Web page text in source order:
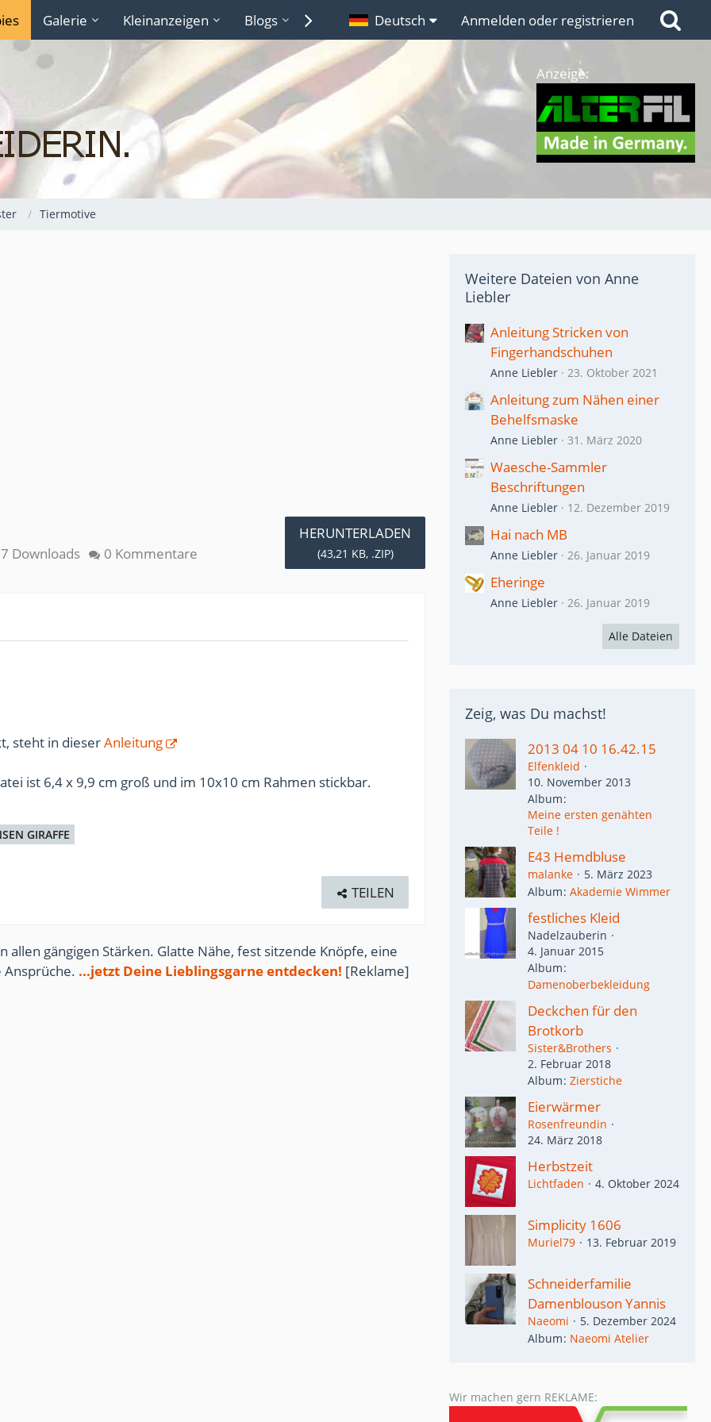
Galerie Kleinanzeigen Blogs Lexikon Links
Deutsch Anmelden oder registrieren
Anzeige:
Tiermotive
Downloads 0 Kommentare
HERUNTERLADEN
(43,21 KB, .ZIP)
steht in dieserAnleitung
ist 6,4 x 9,9 cm groß und im 10x10 cm Rahmen stickbar.
GIRAFFE
TEILEN
allen gängigen Stärken. Glatte Nähe, fest sitzende Knöpfe, eine
...jetzt Deine Lieblingsgarne entdecken! [Reklame]
Weitere Dateien von Anne
Liebler
Anleitung Stricken von
Fingerhandschuhen
Anne Liebler 23. Oktober 2021
Anleitung zum Nähen einer
Behelfsmaske
Anne Liebler 31. März 2020
Waesche-Sammler
Beschriftungen
Anne Liebler 12. Dezember 2019
Hai nach MB
Anne Liebler 26. Januar 2019
Eheringe
Anne Liebler 26. Januar 2019
Alle Dateien
Zeig, was Du machst!
2013 04 10 16.42.15
Elfenkleid
10. November 2013
Album
Meine ersten genähten
Teile !
E43 Hemdbluse
malanke
5. März 2023
Album Akademie Wimmer
festliches Kleid
Nadelzauberin
4. Januar 2015
Album
Damenoberbekleidung
Deckchen für den
Brotkorb
Sister&Brothers
2. Februar 2018
Album Zierstiche
Eierwärmer
Rosenfreundin
24. März 2018
Herbstzeit
Lichtfaden 4. Oktober 2024
Simplicity 1606
Muriel79 13. Februar 2019
Schneiderfamilie
Damenblouson Yannis
Naeomi
5. Dezember 2024
Album Naeomi Atelier
Wir machen gern REKLAME: